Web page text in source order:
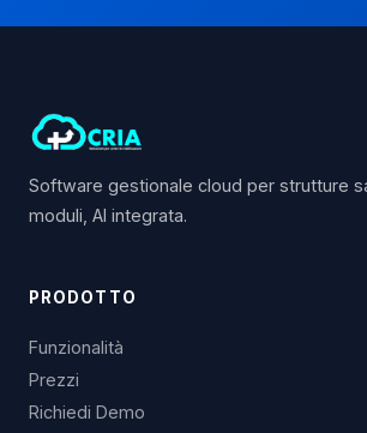
Software gestionale cloud per strutture
moduli, AI integrata.
PRODOTTO
Funzionalità
Prezzi
Richiedi Demo